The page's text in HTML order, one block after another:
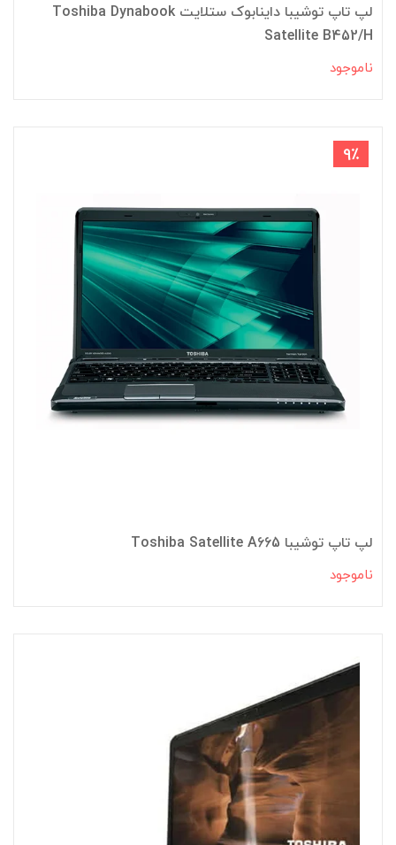
لپ تاپ توشیبا داینابوک ستلایت Toshiba Dynabook
Satellite B452/H
ناموجود
9٪
لپ تاپ توشیبا Toshiba Satellite A665
ناموجود